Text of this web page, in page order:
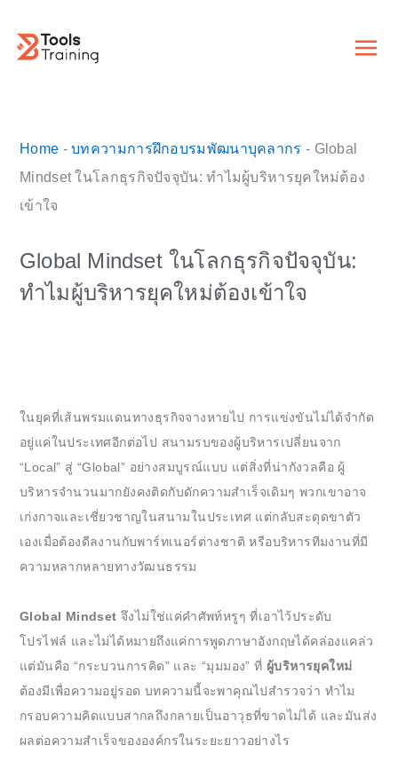
Home -บทความการฝึกอบรมพัฒนาบุคลากร - Global
Mindset ในโลกธุรกิจปัจจุบัน: ทำไมผู้บริหารยุคใหม่ต้อง
เข้าใจ
Global Mindset ในโลกธุรกิจปัจจุบัน:
ทำไมผู้บริหารยุคใหม่ต้องเข้าใจ
ในยุคที่เส้นพรมแดนทางธุรกิจจางหายไป การแข่งขันไม่ได้จำกัด
อยู่แค่ในประเทศอีกต่อไป สนามรบของผู้บริหารเปลี่ยนจาก
“Local” สู่ “Global” อย่างสมบูรณ์แบบ แต่สิ่งที่น่ากังวลคือ ผู้
บริหารจำนวนมากยังคงติดกับดักความสำเร็จเดิมๆ พวกเขาอาจ
เก่งกาจและเชี่ยวชาญในสนามในประเทศ แต่กลับสะดุดขาตัว
เองเมื่อต้องดีลงานกับพาร์ทเนอร์ต่างชาติ หรือบริหารทีมงานที่มี
ความหลากหลายทางวัฒนธรรม
Global Mindset จึงไม่ใช่แค่คำศัพท์หรูๆ ที่เอาไว้ประดับ
โปรไฟล์ และไม่ได้หมายถึงแค่การพูดภาษาอังกฤษได้คล่องแคล่ว
แต่มันคือ “กระบวนการคิด” และ “มุมมอง” ที่ ผู้บริหารยุคใหม่
ต้องมีเพื่อความอยู่รอด บทความนี้จะพาคุณไปสำรวจว่า ทำไม
กรอบความคิดแบบสากลถึงกลายเป็นอาวุธที่ขาดไม่ได้ และมันส่ง
ผลต่อความสำเร็จขององค์กรในระยะยาวอย่างไร